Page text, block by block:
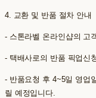
4. 교환 및 반품 절차 안내
- 스톤라벨 온라인샵의 고
- 택배사로의 반품 픽업신
- 반품요청 후 4~5일 영업
릴 예정입니다.